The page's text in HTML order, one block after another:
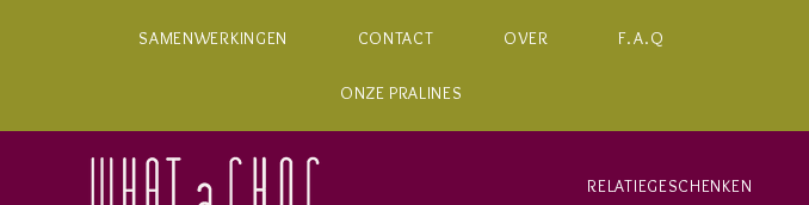
SAMENWERKINGEN CONTACT OVER F.A.Q
ONZE PRALINES
RELATIEGESCHENKEN